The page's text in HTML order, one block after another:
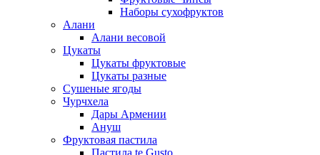
Наборы сухофруктов
Алани
Алани весовой
Цукаты
Цукаты фруктовые
Цукаты разные
Сушеные ягоды
Чурчхела
Дары Армении
Ануш
Фруктовая пастила
Пастила te Gusto